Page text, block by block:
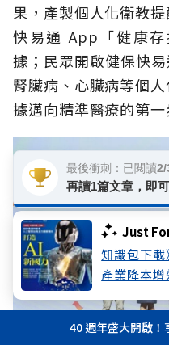
Just
知識包下載
產業降本
果，產製個人化衛教
快易通 App「健康
據；民眾開啟健保快
腎臟病、心臟病等個
據邁向精準醫療的第一
40 週年盛大開啟！
最後衝刺：已閱讀
再讀1篇文章，即